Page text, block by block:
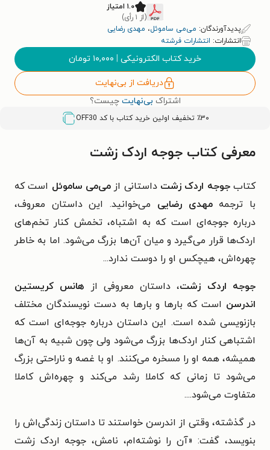
۱.۰ امتیاز
(از ۱ رأی)
پدیدآورندگان: می‌می‌ ساموئل، مهدی رضایی
انتشارات: انتشارات فرشته
خرید کتاب الکترونیکی | ۱۰,۰۰۰ تومان
دریافت از بی‌نهایت
اشتراک بی‌نهایت چیست؟
٪۳۰ تخفیف اولین خرید کتاب با کد OFF30
معرفی کتاب جوجه اردک زشت
کتابجوجه اردک زشتداستانی از می‌می ساموئل است که
با ترجمهمهدی رضایی می‌خوانید. این داستان معروف،
درباره جوجه‌ای است که به اشتباه، تخمش کنار تخم‌های
اردک‌ها قرار می‌گیرد و میان آن‌ها بزرگ می‌شود. اما به خاطر
چهره‌اش، هیچکس او را دوست ندارد...
جوجه اردک زشت، داستان معروفی از هانس کریستین
اندرسن است که بارها و بارها به دست نویسندگان مختلف
بازنویسی شده است. این داستان درباره جوجه‌ای است که
اشتباهی کنار اردک‌ها بزرگ می‌شود ولی چون شبیه به آن‌ها
همیشه، همه او را مسخره می‌کنند. او با غصه و ناراحتی بزرگ
می‌شود تا زمانی که کاملا رشد می‌کند و چهره‌اش کاملا
متفاوت می‌شود....
در گذشته، وقتی از اندرسن خواستند تا داستان زندگی‌اش را
بنویسد، گفت: «آن را نوشته‌ام، نامش، جوجه اردک زشت